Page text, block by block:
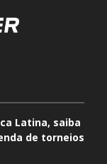
Latina, saiba
de torneios